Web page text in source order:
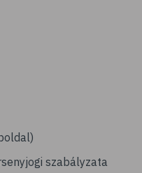
szabályzata